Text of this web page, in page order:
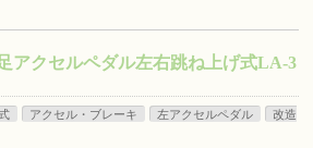
アクセルペダル左右跳ね上げ式LA-3
アクセル・ブレーキ 左アクセルペダル
改造